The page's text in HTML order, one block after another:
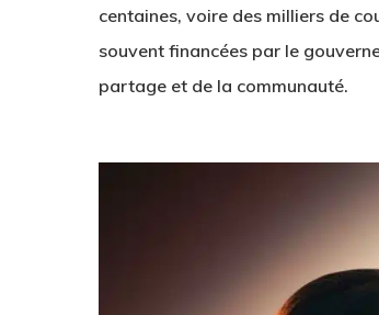
centaines, voire des milliers de
souvent financées par le
partage et de la communauté.